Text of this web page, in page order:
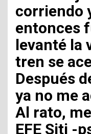
corriendo
entonces
levanté la
tren se
Después
ya no me
Al rato,
EFE Siti -